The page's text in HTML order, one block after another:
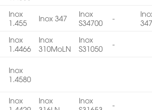
Inox
1.455
Inox 347
Inox
S34700
-
Inox
1.4466
Inox
310MoLN
Inox
S31050
-
Inox
1.4580
Inox
Inox
Inox
-